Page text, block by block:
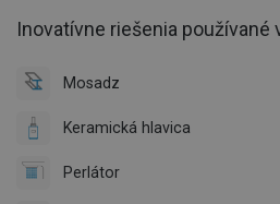
Inovatívne riešenia používané
Mosadz
Keramická hlavica
Perlátor